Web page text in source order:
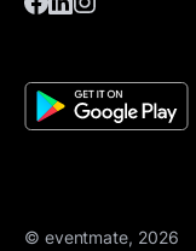
© eventmate, 2026